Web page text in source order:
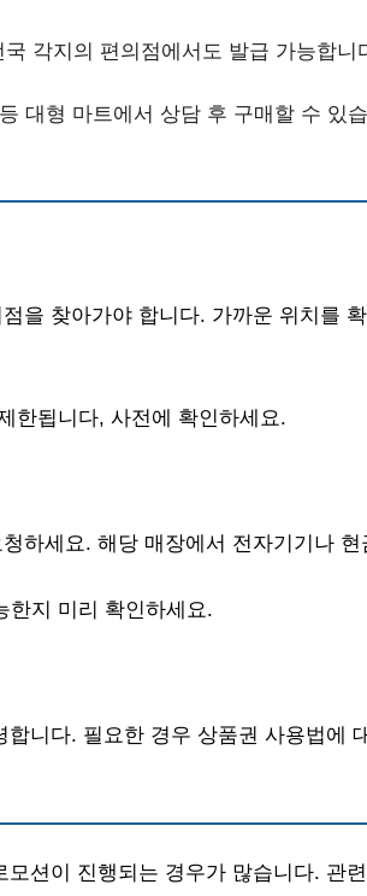
각지의 편의점에서도 발급 가능합니
대형 마트에서 상담 후 구매할 수 있
을 찾아가야 합니다. 가까운 위치를
한됩니다, 사전에 확인하세요.
하세요. 해당 매장에서 전자기기나
한지 미리 확인하세요.
합니다. 필요한 경우 상품권 사용법에
모션이 진행되는 경우가 많습니다. 관